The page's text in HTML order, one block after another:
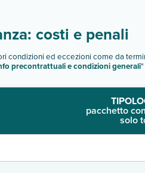
costi e penali
condizioni ed eccezioni come da
precontrattuali e condizioni generali"
pacchetto
solo